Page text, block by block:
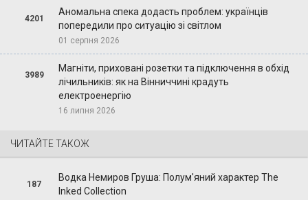
4201
Аномальна спека додасть проблем: українців
попередили про ситуацію зі світлом
01 серпня 2026
3989
Магніти, приховані розетки та підключення в обхід
лічильників: як на Вінниччині крадуть
електроенергію
16 липня 2026
ЧИТАЙТЕ ТАКОЖ
187
Водка Немиров Груша: Полум'яний характер The
Inked Collection